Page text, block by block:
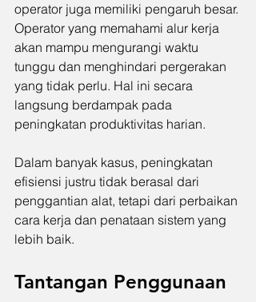
operator juga memiliki pengaruh besar.
Operator yang memahami alur kerja
akan mampu mengurangi waktu
tunggu dan menghindari pergerakan
yang tidak perlu. Hal ini secara
langsung berdampak pada
peningkatan produktivitas harian.
Dalam banyak kasus, peningkatan
efisiensi justru tidak berasal dari
penggantian alat, tetapi dari perbaikan
cara kerja dan penataan sistem yang
lebih baik.
Tantangan Penggunaan